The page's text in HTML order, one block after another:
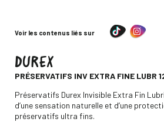
Voir les contenus liés sur
DUREX
PRÉSERVATIFS INV EXTRA FINE LUBR
Descripción
Préservatifs Durex Invisible Extra Fin
d’une sensation naturelle et d’une
préservatifs ultra fins.